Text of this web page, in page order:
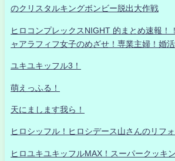
のクリスタルキングボンビー脱出大作戦
ヒロコンプレックスNIGHT 的まとめ速報！
ャアラフィフ女子のめざせ！専業主婦！婚
ユキユキッフル3！
萌えっふる！
天にまします我ら！
ヒロシッフル！ヒロシデース山さんのリフ
ヒロユキユキッフルMAX！スーパークッキン